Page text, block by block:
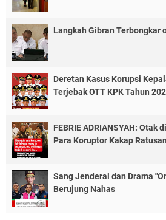
Langkah Gibran Terbongkar
Deretan Kasus Korupsi
Terjebak OTT KPK Tahun
FEBRIE ADRIANSYAH: Otak
Para Koruptor Kakap
Sang Jenderal dan Drama
Berujung Nahas